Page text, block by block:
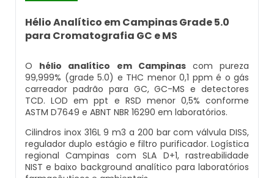
Equipamento Autônomo
Respiratória
Máscara Autônoma Com Cilindro De
Oxigenio
Equipamento De Respiração Autônoma
Preço
Cilindro Para Gases Medicinais
Máscara Respiratória Com Ar Mandado
Aluguel Cilindro De Oxigênio Hospitalar
Ar Respirável Cilindro
Cilindro Ar Respirável
Cilindro De Ar Comprimido Hospitalar
Kit Ar Mandado
Respirador Ar Mandado
Respirador De Ar Mandado
Ar Mandado A Venda
Ar Mandado Onde Encontrar
Ar Mandado Preço
Hélio Analítico em Campinas Grade 5.0
para Cromatografia GC e MS
O hélio analítico em Campinascom pureza
99,999% (grade 5.0) e THC menor 0,1 ppm é o gás
carreador padrão para GC, GC-MS e detectores
TCD. LOD em ppt e RSD menor 0,5% conforme
ASTM D7649 e ABNT NBR 16290 em laboratórios.
Cilindros inox 316L 9 m3 a 200 bar com válvula DISS,
regulador duplo estágio e filtro purificador. Logística
regional Campinas com SLA D+1, rastreabilidade
NIST e baixo background analítico para laboratórios